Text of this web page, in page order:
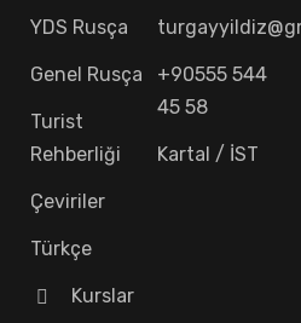
YDS Rusça
Genel Rusça
Turist
Rehberliği
Çeviriler
Türkçe
Kurslar
+90555 544
45 58
Kartal / İST